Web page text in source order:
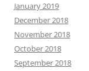
January 2019
December 2018
November 2018
October 2018
September 2018